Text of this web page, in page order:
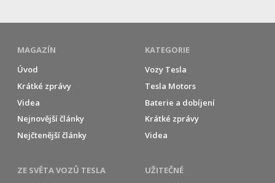
MAGAZÍN
Úvod
Krátké zprávy
Videa
Nejnovější články
Nejčtenější články
KATEGORIE
Vozy Tesla
Tesla Motors
Baterie a dobíjení
Krátké zprávy
Videa
ZE SVĚTA VOZŮ TESLA
UŽITEČNÉ